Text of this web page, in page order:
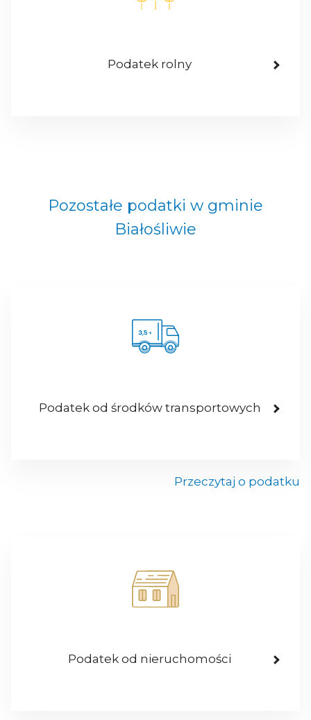
Podatek rolny
Pozostałe podatki w gminie
Białośliwie
Podatek od środków transportowych
Przeczytaj o podatku
Podatek od nieruchomości